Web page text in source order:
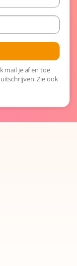
mail je af en toe
Zie ook